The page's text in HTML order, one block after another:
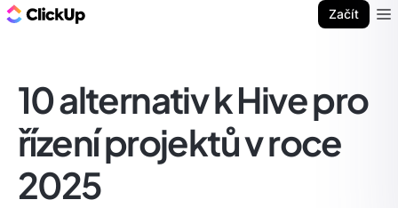
Začít
10 alternativ k Hive pro
řízení projektů v roce
2025